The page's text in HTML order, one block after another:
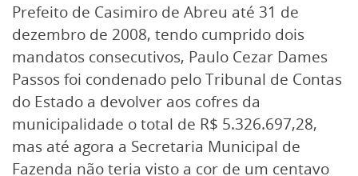
Prefeito de Casimiro de Abreu até 31 de
dezembro de 2008, tendo cumprido dois
mandatos consecutivos, Paulo Cezar Dames
Passos foi condenado pelo Tribunal de Contas
do Estado a devolver aos cofres da
municipalidade o total de R$ 5.326.697,28,
mas até agora a Secretaria Municipal de
Fazenda não teria visto a cor de um centavo